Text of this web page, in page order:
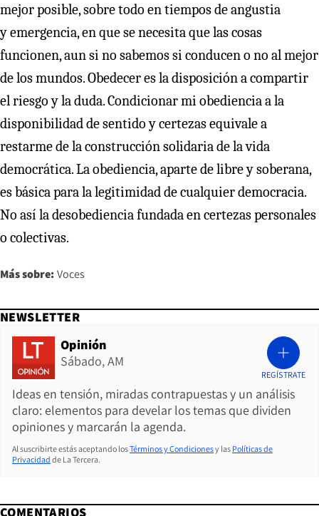
mejor posible, sobre todo en tiempos de angustia
y emergencia, en que se necesita que las cosas
funcionen, aun si no sabemos si conducen o no al mejor
de los mundos. Obedecer es la disposición a compartir
el riesgo y la duda. Condicionar mi obediencia a la
disponibilidad de sentido y certezas equivale a
restarme de la construcción solidaria de la vida
democrática. La obediencia, aparte de libre y soberana,
es básica para la legitimidad de cualquier democracia.
No así la desobediencia fundada en certezas personales
o colectivas.
Más sobre: Voces
NEWSLETTER
Opinión
Sábado, AM
Ideas en tensión, miradas contrapuestas y un análisis
claro: elementos para develar los temas que dividen
opiniones y marcarán la agenda.
REGÍSTRATE
Al suscribirte estás aceptando losTérminos y Condicionesy las Políticas de
Privacidad de La Tercera.
COMENTARIOS